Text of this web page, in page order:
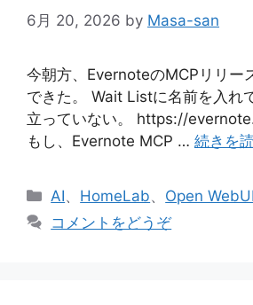
6月 20, 2026 by Masa-san
今朝方、EvernoteのMCPリリー
できた。 Wait Listに名前を入れ
立っていない。 https://
もし、Evernote MCP … 続きを
カ
AI、 HomeLab、 Open WebUI
コメントをどうぞ